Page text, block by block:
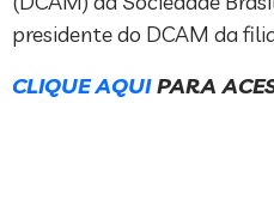
presidente do DCAM da
CLIQUE AQUIPARA